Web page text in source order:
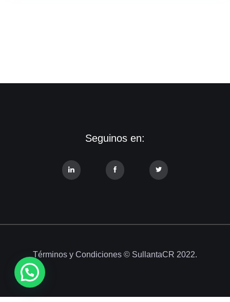
Seguinos en:
Términos y Condiciones © SullantaCR 2022.